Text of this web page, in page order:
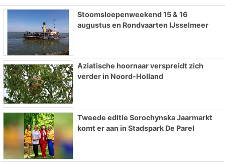
Stoomsloepenweekend 15 & 16
augustus en Rondvaarten IJsselmeer
Aziatische hoornaar verspreidt zich
verder in Noord-Holland
Tweede editie Sorochynska Jaarmarkt
komt er aan in Stadspark De Parel